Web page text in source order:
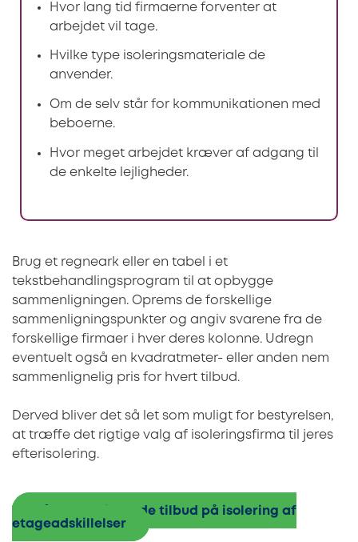
Hvor lang tid firmaerne forventer at
arbejdet vil tage.
Hvilke type isoleringsmateriale de
anvender.
Om de selv står for kommunikationen med
beboerne.
Hvor meget arbejdet kræver af adgang til
de enkelte lejligheder.
Brug et regneark eller en tabel i et
tekstbehandlingsprogram til at opbygge
sammenligningen. Oprems de forskellige
sammenligningspunkter og angiv svarene fra de
forskellige firmaer i hver deres kolonne. Udregn
eventuelt også en kvadratmeter- eller anden nem
sammenlignelig pris for hvert tilbud.
Derved bliver det så let som muligt for bestyrelsen,
at træffe det rigtige valg af isoleringsfirma til jeres
efterisolering.
Få 3 uforpligtende tilbud på isolering af
etageadskillelser